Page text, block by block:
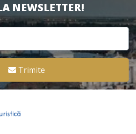
NEWSLETTER!
Trimite